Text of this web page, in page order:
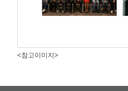
<참고이미지>